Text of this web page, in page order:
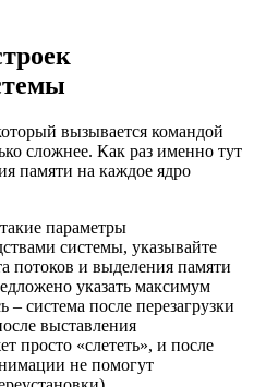
вызывается командой
сложнее. Как раз именно тут
памяти на каждое ядро
параметры
системы, указывайте
потоков и выделения памяти
указать максимум
система после перезагрузки
выставления
просто «слететь», и после
не помогут